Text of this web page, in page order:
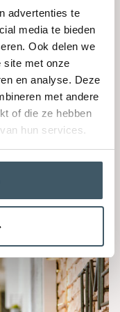
advertenties te
media te bieden
Ook delen we
site met onze
en analyse. Deze
met andere
of die ze hebben
hun services.
een goed